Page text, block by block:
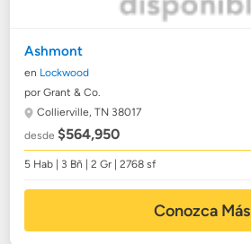
Ashmont
en Lockwood
por Grant & Co.
Collierville, TN 38017
desde$564,950
5 Hab | 3 Bñ | 2 Gr | 2768 sf
Conozca Más